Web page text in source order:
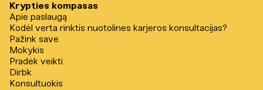
Krypties kompasas
Apie paslaugą
Kodėl verta rinktis nuotolines karjeros konsultacijas?
Pažink save
Mokykis
Pradėk veikti
Dirbk
Konsultuokis